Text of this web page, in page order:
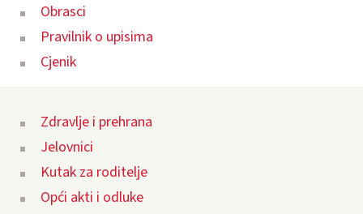
Obrasci
Pravilnik o upisima
Cjenik
Zdravlje i prehrana
Jelovnici
Kutak za roditelje
Opći akti i odluke